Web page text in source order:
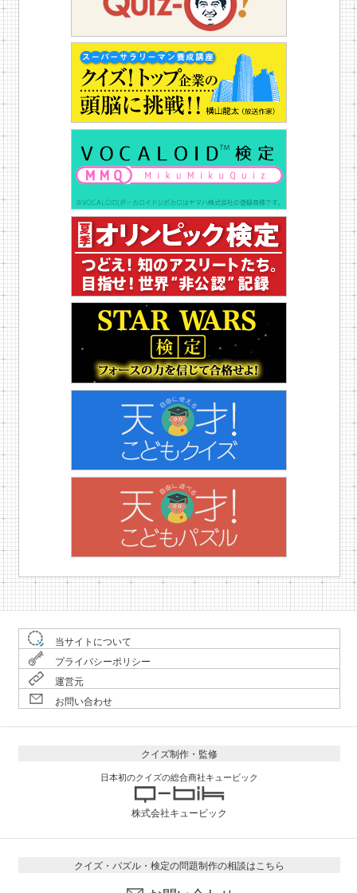
当サイトについて
プライバシーポリシー
運営元
お問い合わせ
クイズ制作・監修
日本初のクイズの総合商社キュービック
株式会社キュービック
クイズ・パズル・検定の問題制作の相談はこちら